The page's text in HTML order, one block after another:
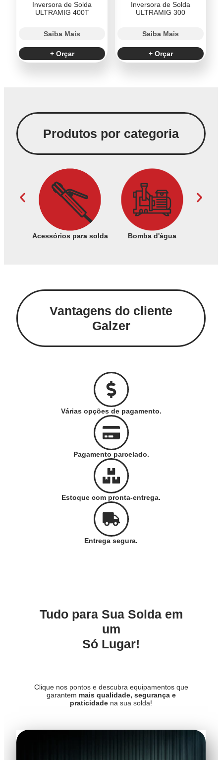
Inversora de Solda
ULTRAMIG 400T
Saiba Mais
+ Orçar
Inversora de Solda
ULTRAMIG 300
Saiba Mais
+ Orçar
Produtos por categoria
Acessórios para solda Bomba d'água
Vantagens do cliente
Galzer
Várias opções de pagamento.
Pagamento parcelado.
Estoque com pronta-entrega.
Entrega segura.
Tudo para Sua Solda em
um
Só Lugar!
Clique nos pontos e descubra equipamentos que
garantem mais qualidade, segurança e
praticidade na sua solda!